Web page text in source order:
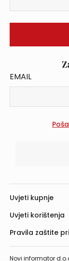
EMAIL
Novi informator
Uvjeti kupnje
Uvjeti korištenja
Pravila zaštite